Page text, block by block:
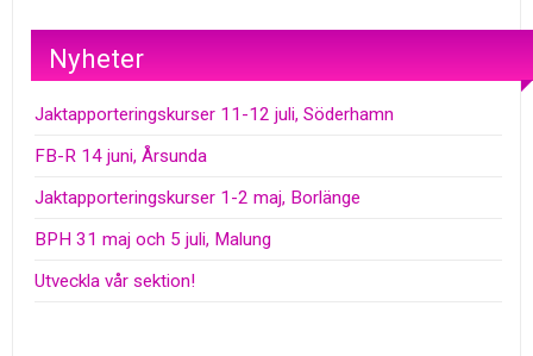
Nyheter
Jaktapporteringskurser 11-12 juli, Söderhamn
FB-R 14 juni, Årsunda
Jaktapporteringskurser 1-2 maj, Borlänge
BPH 31 maj och 5 juli, Malung
Utveckla vår sektion!